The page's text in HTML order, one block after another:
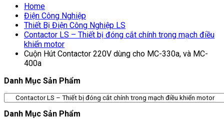
Home
Điện Công Nghiệp
Thiết Bị Điện Công Nghiệp LS
Contactor LS – Thiết bị đóng cắt chính trong mạch điều
khiển motor
Cuộn Hút Contactor 220V dùng cho MC-330a, và MC-
400a
Danh Mục Sản Phẩm
Danh Mục Sản Phẩm